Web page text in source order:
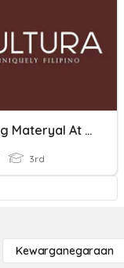
M Kung Materyal At DM Kung Di-Materyal
3rd
Kewarganegaraan